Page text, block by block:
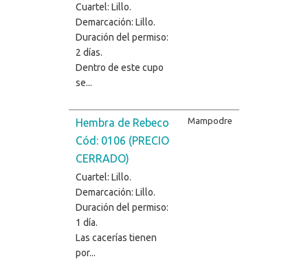
Cuartel: Lillo.
Demarcación: Lillo.
Duración del permiso:
2 días.
Dentro de este cupo
se...
Hembra de Rebeco
Cód: 0106 (PRECIO
CERRADO)
Cuartel: Lillo.
Demarcación: Lillo.
Duración del permiso:
1 día.
Las cacerías tienen
por...
Mampodre